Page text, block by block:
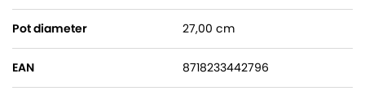
Pot diameter 27,00 cm
EAN 8718233442796